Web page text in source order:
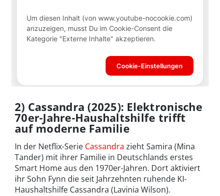
2) Cassandra (2025): Elektronische
70er-Jahre-Haushaltshilfe trifft
auf moderne Familie
In der Netflix-Serie Cassandra zieht Samira (Mina
Tander) mit ihrer Familie in Deutschlands erstes
Smart Home aus den 1970er-Jahren. Dort aktiviert
ihr Sohn Fynn die seit Jahrzehnten ruhende KI-
Haushaltshilfe Cassandra (Lavinia Wilson).